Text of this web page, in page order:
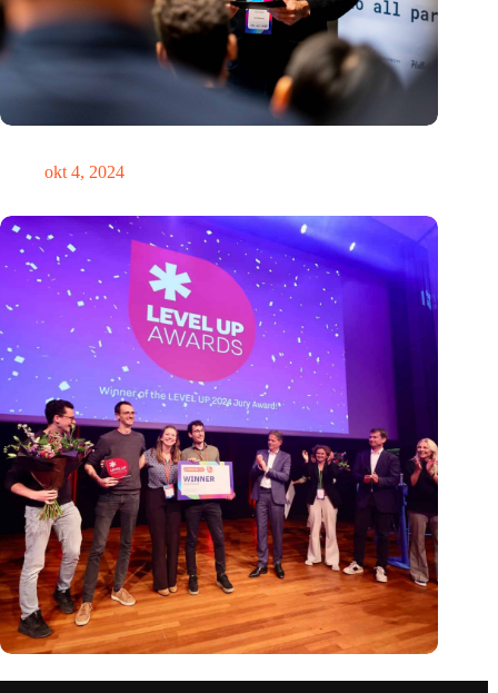
okt 4, 2024
een inspirerend startup event